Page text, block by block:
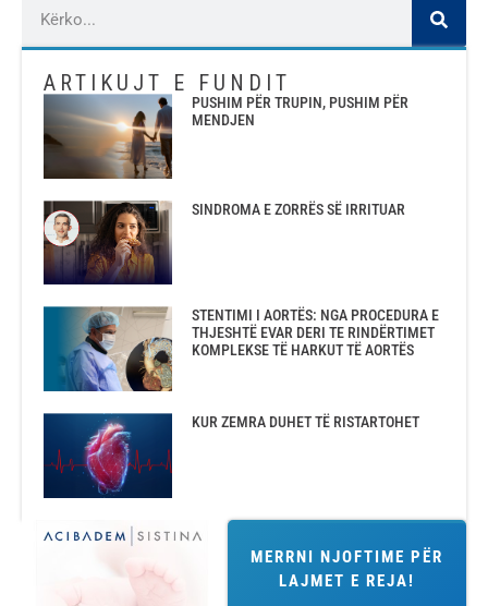
ARTIKUJT E FUNDIT
PUSHIM PËR TRUPIN, PUSHIM PËR
MENDJEN
SINDROMA E ZORRËS SË IRRITUAR
STENTIMI I AORTËS: NGA PROCEDURA E
THJESHTË EVAR DERI TE RINDËRTIMET
KOMPLEKSE TË HARKUT TË AORTËS
KUR ZEMRA DUHET TË RISTARTOHET
MERRNI NJOFTIME PËR
LAJMET E REJA!